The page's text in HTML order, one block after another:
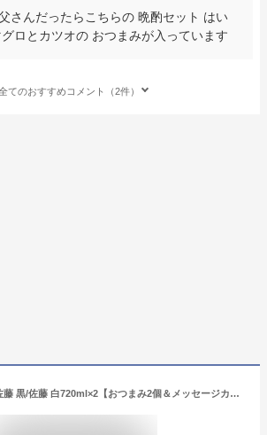
さんだったらこちらの 晩酌セット はい
ロとカツオの おつまみが入っています
てのおすすめコメント（2件）
【送料無料】佐藤 黒/佐藤 白720ml×2【おつまみ2個＆メッセージカップ1個】〔ギフト箱M付〕【□】【常温便限定】伍魚福